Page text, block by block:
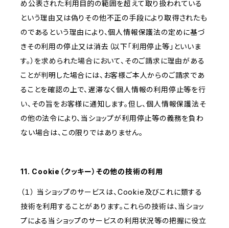
め公表された利用目的の範囲を超えて取り扱われている
という理由又は偽りその他不正の手段により取得されたも
のであるという理由により、個人情報保護法の定めに基づ
きその利用の停止又は消去（以下「利用停止等」といいま
す。）を求められた場合において、そのご請求に理由がある
ことが判明した場合には、お客様ご本人からのご請求であ
ることを確認の上で、遅滞なく個人情報の利用停止等を行
い、その旨をお客様に通知します。但し、個人情報保護法そ
の他の法令により、当ショップが利用停止等の義務を負わ
ない場合は、この限りではありません。
11. Cookie（クッキー）その他の技術の利用
（１） 当ショップのサービスは、Cookie及びこれに類する
技術を利用することがあります。これらの技術は、当ショッ
プによる当ショップのサービスの利用状況等の把握に役立